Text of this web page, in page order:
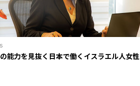
能力を見抜く日本で働くイスラエル人女性